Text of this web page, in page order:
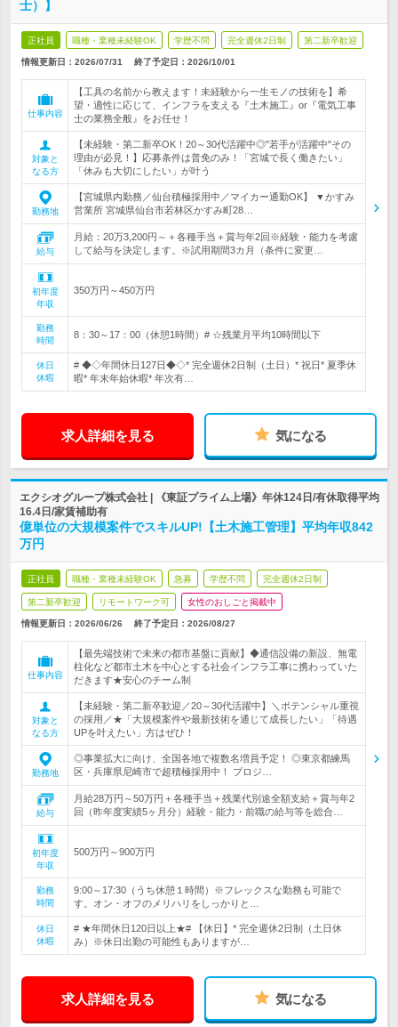
士）】
正社員 職種・業種未経験OK 学歴不問 完全週休2日制 第二新卒歓迎
情報更新日：2026/07/31 終了予定日： 2026/10/01
仕事内容
【工具の名前から教えます！未経験から一生モノの技術を】希
望・適性に応じて、インフラを支える『土木施工』or『電気工事
士の業務全般』をお任せ！
対象と
なる方
【未経験・第二新卒OK！20～30代活躍中◎"若手が活躍中"その
理由が必見！】応募条件は普免のみ！「宮城で長く働きたい」
「休みも大切にしたい」が叶う
勤務地
【宮城県内勤務／仙台積極採用中／マイカー通勤OK】 ▼かすみ
営業所 宮城県仙台市若林区かすみ町28…
給与
月給：20万3,200円～＋各種手当＋賞与年2回※経験・能力を考慮
して給与を決定します。※試用期間3カ月（条件に変更…
初年度
年収
350万円～450万円
勤務
時間
8：30～17：00（休憩1時間）# ☆残業月平均10時間以下
休日
休暇
# ◆◇年間休日127日◆◇* 完全週休2日制（土日）* 祝日* 夏季休
暇* 年末年始休暇* 年次有…
求人詳細を見る 気になる
エクシオグループ株式会社 | 《東証プライム上場》年休124日/有休取得平均
16.4日/家賃補助有
億単位の大規模案件でスキルUP!【土木施工管理】平均年収842
万円
正社員 職種・業種未経験OK 急募 学歴不問 完全週休2日制
第二新卒歓迎 リモートワーク可 女性のおしごと掲載中
情報更新日：2026/06/26 終了予定日： 2026/08/27
仕事内容
【最先端技術で未来の都市基盤に貢献】◆通信設備の新設、無電
柱化など都市土木を中心とする社会インフラ工事に携わっていた
だきます★安心のチーム制
対象と
なる方
【未経験・第二新卒歓迎／20～30代活躍中】＼ポテンシャル重視
の採用／★「大規模案件や最新技術を通じて成長したい」「待遇
UPを叶えたい」方はぜひ！
勤務地
◎事業拡大に向け、全国各地で複数名増員予定！ ◎東京都練馬
区・兵庫県尼崎市で超積極採用中！ プロジ…
給与
月給28万円～50万円＋各種手当＋残業代別途全額支給＋賞与年2
回（昨年度実績5ヶ月分）経験・能力・前職の給与等を総合…
初年度
年収
500万円～900万円
勤務
時間
9:00～17:30（うち休憩１時間）※フレックスな勤務も可能で
す。オン・オフのメリハリをしっかりと…
休日
休暇
# ★年間休日120日以上★# 【休日】* 完全週休2日制（土日休
み）※休日出勤の可能性もありますが…
求人詳細を見る 気になる